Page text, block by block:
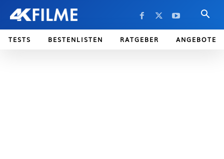
TESTS BESTENLISTEN RATGEBER ANGEBOTE